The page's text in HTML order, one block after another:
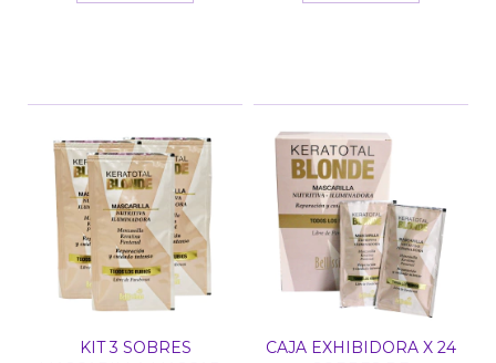
KIT 3 SOBRES
CAJA EXHIBIDORA X 24